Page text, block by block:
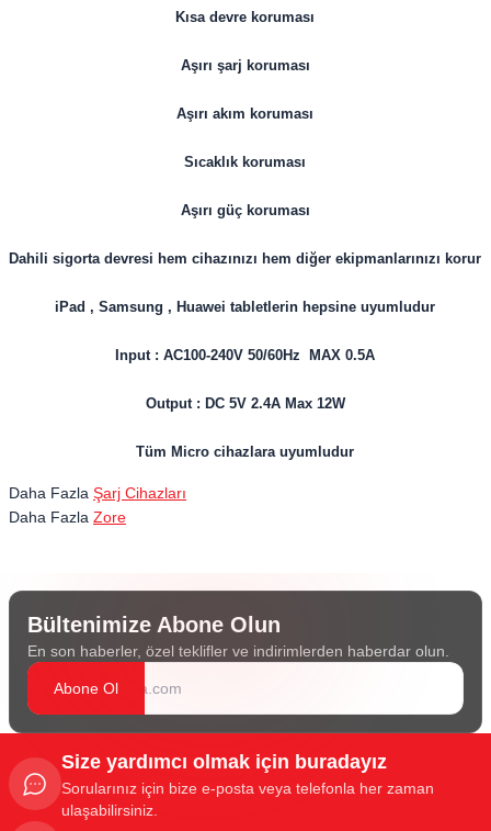
Kısa devre koruması
Aşırı şarj koruması
Aşırı akım koruması
Sıcaklık koruması
Aşırı güç koruması
Dahili sigorta devresi hem cihazınızı hem diğer ekipmanlarınızı korur
iPad , Samsung , Huawei tabletlerin hepsine uyumludur
Input : AC100-240V 50/60Hz MAX 0.5A
Output : DC 5V 2.4A Max 12W
Tüm Micro cihazlara uyumludur
Daha Fazla Şarj Cihazları
Daha Fazla Zore
Bültenimize Abone Olun
En son haberler, özel teklifler ve indirimlerden haberdar olun.
Abone Ol
Size yardımcı olmak için buradayız
Sorularınız için bize e-posta veya telefonla her zaman
ulaşabilirsiniz.